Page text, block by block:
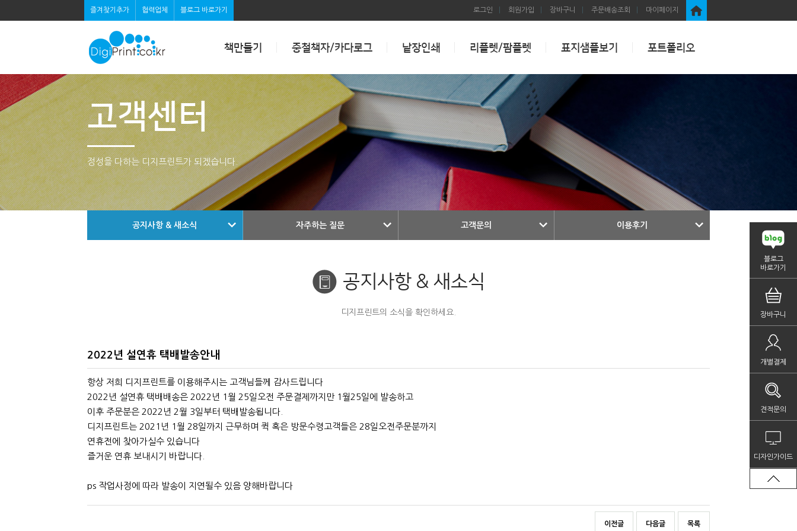
즐겨찾기추가 협력업체 블로그 바로가기 로그인 회원가입 장바구니 주문배송조회 마이페이지
책만들기 중철책자/카다로그 낱장인쇄 리플렛/팜플렛 표지샘플보기 포트폴리오
블로그
바로가기
장바구니
개별결제
견적문의
디자인가이드
고객센터
정성을 다하는 디지프린트가 되겠습니다.
공지사항 & 새소식 자주하는 질문 고객문의 이용후기
공지사항 & 새소식
디지프린트의 소식을 확인하세요.
2022년 설연휴 택배발송안내
항상 저희 디지프린트를 이용해주시는 고객님들께 감사드립니다
2022년 설연휴 택배배송은 2022년 1월 25일오전 주문결제까지만 1월25일에 발송하고
이후 주문분은 2022년 2월 3일부터 택배발송됩니다.
디지프린트는 2021년 1월 28일까지 근무하며 퀵 혹은 방문수령고객들은 28일오전주문분까지
연휴전에 찾아가실수 있습니다
즐거운 연휴 보내시기 바랍니다.
ps 작업사정에 따라 발송이 지연될수 있음 양해바랍니다
이전글 다음글 목록